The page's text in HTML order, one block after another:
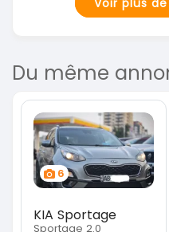
Du même
6
KIA Sportage
Sportage 2.0